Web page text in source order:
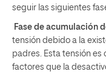
seguir las siguientes
Fase de acumulación
tensión debido a la
padres. Esta tensión
factores que la